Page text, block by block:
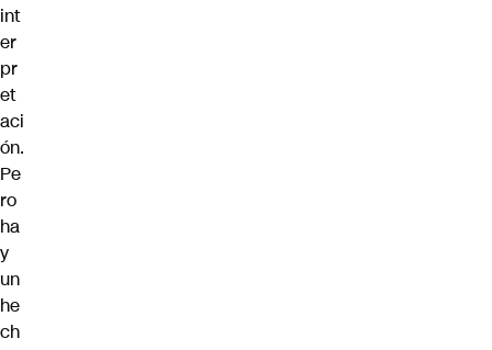
int
er
pr
et
aci
ón.
Pe
ro
ha
y
un
he
ch